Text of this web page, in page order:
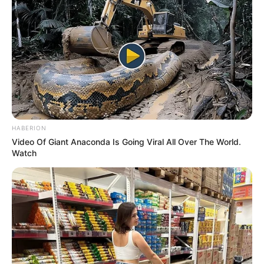
HABERION
Video Of Giant Anaconda Is Going Viral All Over The World.
Watch